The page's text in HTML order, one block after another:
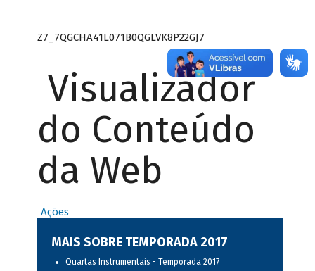
Z7_7QGCHA41L071B0QGLVK8P22GJ7
Visualizador
do Conteúdo
da Web
Ações
MAIS SOBRE TEMPORADA 2017
Quartas Instrumentais - Temporada 2017